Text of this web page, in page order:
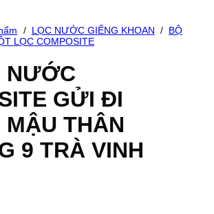
/ LỌC NƯỚC GIẾNG KHOAN / BỘ
LỌC COMPOSITE
NƯỚC
GỬI ĐI
THÂN
9 TRÀ VINH